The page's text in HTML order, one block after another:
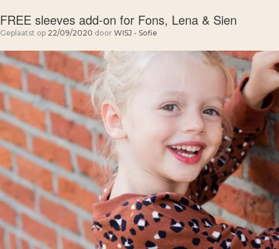
FREE sleeves add-on for Fons, Lena & Sien
Geplaatst op 22/09/2020 door WISJ - Sofie